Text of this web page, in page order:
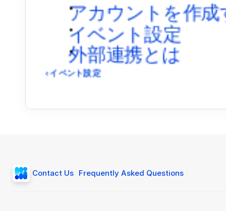
アカウントを作成
イベント設定
外部連携とは
‹ イベント設定
Contact Us Frequently Asked Questions